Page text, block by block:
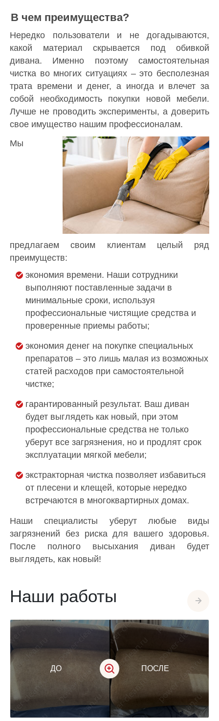
В чем преимущества?
Нередко пользователи и не догадываются,
какой материал скрывается под обивкой
дивана. Именно поэтому самостоятельная
чистка во многих ситуациях – это бесполезная
трата времени и денег, а иногда и влечет за
собой необходимость покупки новой мебели.
Лучше не проводить эксперименты, а доверить
свое имущество нашим профессионалам.
Мы
предлагаем своим клиентам целый ряд
преимуществ:
экономия времени. Наши сотрудники
выполняют поставленные задачи в
минимальные сроки, используя
профессиональные чистящие средства и
проверенные приемы работы;
экономия денег на покупке специальных
препаратов – это лишь малая из возможных
статей расходов при самостоятельной
чистке;
гарантированный результат. Ваш диван
будет выглядеть как новый, при этом
профессиональные средства не только
уберут все загрязнения, но и продлят срок
эксплуатации мягкой мебели;
экстракторная чистка позволяет избавиться
от плесени и клещей, которые нередко
встречаются в многоквартирных домах.
Наши специалисты уберут любые виды
загрязнений без риска для вашего здоровья.
После полного высыхания диван будет
выглядеть, как новый!
Наши работы
ДО ПОСЛЕ